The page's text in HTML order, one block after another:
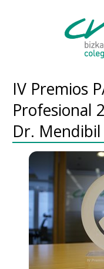
IV Premios
Profesional
Dr. Mendibil